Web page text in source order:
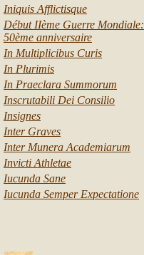
Iniquis Afflictisque
Début IIème Guerre Mondiale:
50ème anniversaire
In Multiplicibus Curis
In Plurimis
In Praeclara Summorum
Inscrutabili Dei Consilio
Insignes
Inter Graves
Inter Munera Academiarum
Invicti Athletae
Iucunda Sane
Iucunda Semper Expectatione